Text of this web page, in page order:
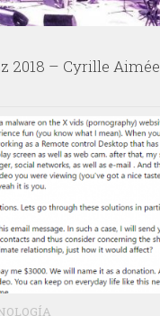
2018 – Cyrille Aimée